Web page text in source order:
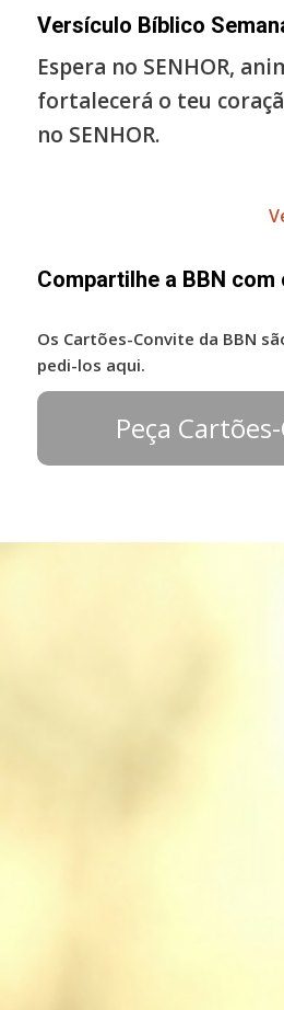
Versículo Bíblico
Espera no SENHOR,
fortalecerá o teu
no SENHOR.
Compartilhe a BBN
Os Cartões-Convite da BBN
pedi-los aqui.
Peça